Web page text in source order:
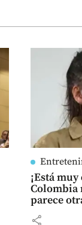
¡Está
Colombia
parece
share